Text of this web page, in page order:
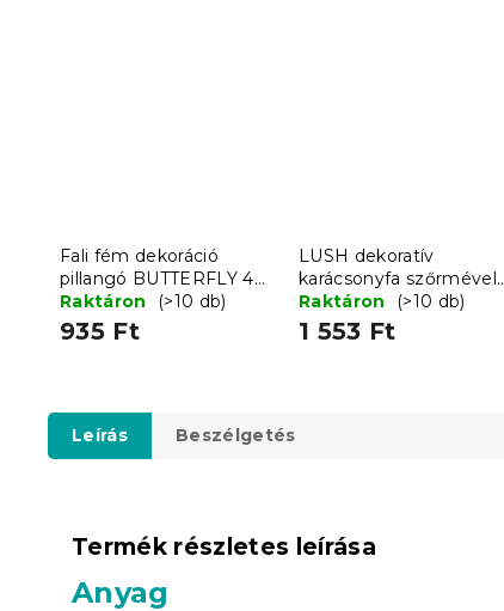
Fali fém dekoráció
pillangó BUTTERFLY 40
cm - több színben
Raktáron (>10 db)
935 Ft
LUSH dekoratív
karácsonyfa szőrmével
41 cm - többféle színben
Raktáron (>10 db)
1 553 Ft
Leírás Beszélgetés
Termék részletes leírása
Anyag